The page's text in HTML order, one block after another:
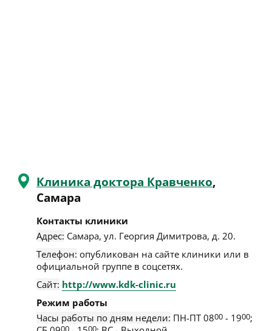
Клиника доктора Кравченко,
Самара
Контакты клиники
Адрес: Самара, ул. Георгия Димитрова, д. 20.
Телефон: опубликован на сайте клиники или в
официальной группе в соцсетях.
Сайт: http://www.kdk-clinic.ru
Режим работы
Часы работы по дням недели: ПН-ПТ 0800 - 1900;
00 00